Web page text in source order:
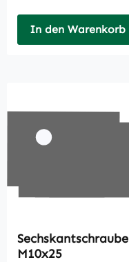
In den Warenkorb
Sechskantschraube
M10x25